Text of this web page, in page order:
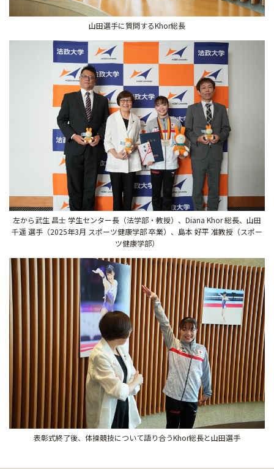
山田選手に質問するKhor総長
左から武生 昌士 学生センター長（法学部・教授）、Diana Khor 総長、山田
千遥 選手（2025年3月 スポーツ健康学部 卒業）、島本 好平 准教授（スポー
ツ健康学部）
表彰式終了後、体操競技について語り合うKhor総長と山田選手